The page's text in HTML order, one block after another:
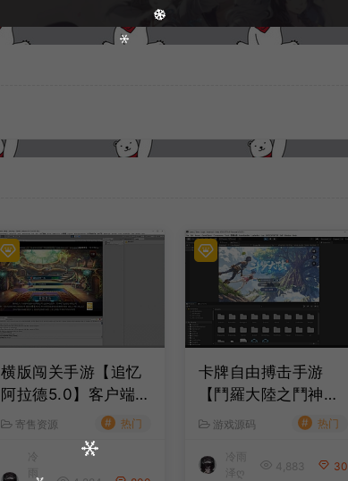
横版闯关手游【追忆
阿拉德5.0】客户端源
码寄售资源 # 热门
雨
卡牌自由搏击手游
【鬥羅大陸之鬥神再
臨】全套客户端源码
台+导表工具+部署文
游戏源码 # 热门
冷雨
泽ღ
4,883 30